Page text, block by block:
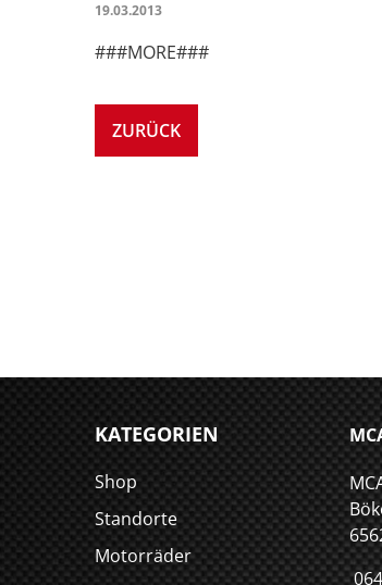
19.03.2013
###MORE###
ZURÜCK
KATEGORIEN
Shop
Standorte
Motorräder